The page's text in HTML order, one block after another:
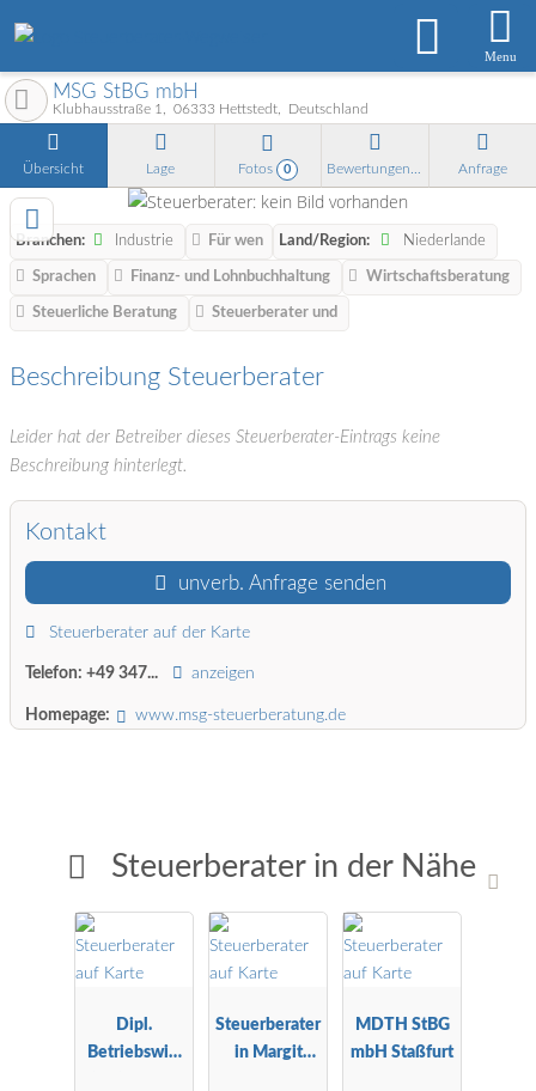
Menu
MSG StBG mbH
Klubhausstraße 1 06333 Hettstedt Deutschland
Übersicht Lage Fotos 0 Anfrage
Branchen: Industrie Für wen Land/Region: Niederlande
Sprachen Finanz- und Lohnbuchhaltung Wirtschaftsberatung
Steuerliche Beratung Steuerberater und
Beschreibung Steuerberater
Leider hat der Betreiber dieses Steuerberater-Eintrags keine
Beschreibung hinterlegt.
Kontakt
unverb. Anfrage senden
Steuerberater auf der Karte
Telefon: +49 347... anzeigen
Homepage: www.msg-steuerberatung.de
Steuerberater in der Nähe
Dipl.
Betriebswirt
Steuerberater
in Margit
MDTH StBG
mbH Staßfurt